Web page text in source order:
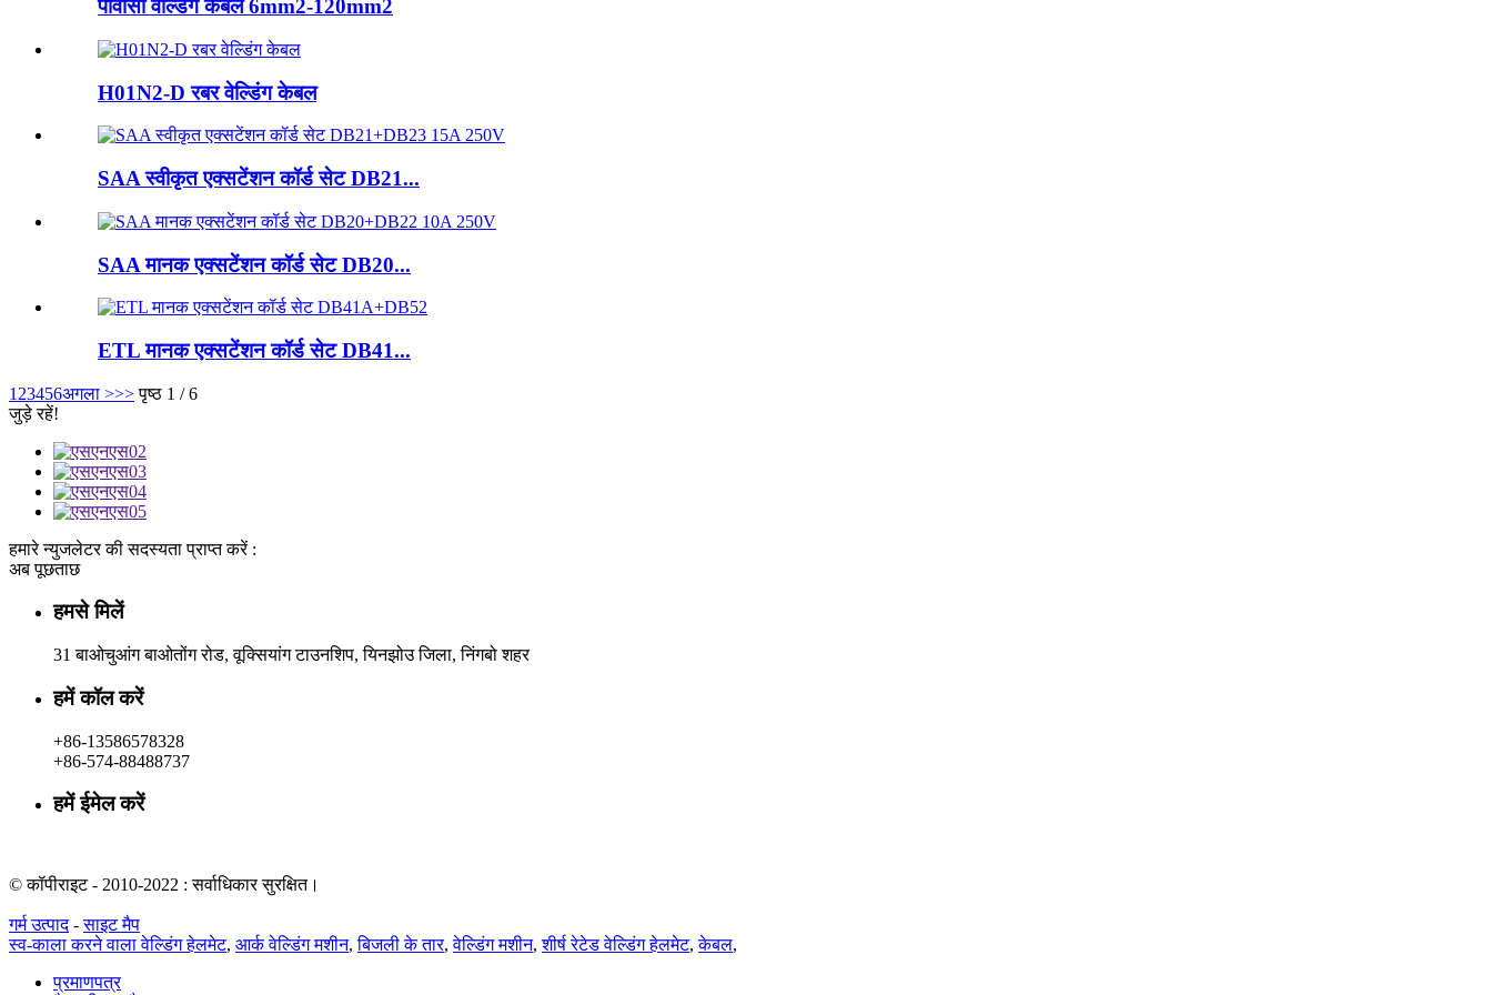
पीवीसी वेल्डिंग केबल 6mm2-120mm2
H01N2-D रबर वेल्डिंग केबल
SAA स्वीकृत एक्सटेंशन कॉर्ड सेट DB21...
SAA मानक एक्सटेंशन कॉर्ड सेट DB20...
ETL मानक एक्सटेंशन कॉर्ड सेट DB41...
1 23456अगला >>> पृष्ठ 1 / 6
जुड़े रहें!
हमारे न्युजलेटर की सदस्यता प्राप्त करें :
अब पूछताछ
हमसे मिलें
31 बाओचुआंग बाओतोंग रोड, वूक्सियांग टाउनशिप, यिनझोउ जिला, निंगबो शहर
हमें कॉल करें
+86-13586578328
+86-574-88488737
हमें ईमेल करें
© कॉपीराइट - 2010-2022 : सर्वाधिकार सुरक्षित।
गर्म उत्पाद-साइट मैप
स्व-काला करने वाला वेल्डिंग हेलमेट, आर्क वेल्डिंग मशीन,बिजली के तार,वेल्डिंग मशीन,शीर्ष रेटेड वेल्डिंग हेलमेट,केबल,
प्रमाणपत्र